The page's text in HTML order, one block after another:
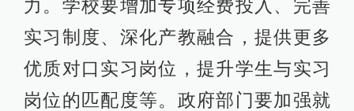
力。学校要增加专项经费投入、完善
实习制度、深化产教融合，提供更多
优质对口实习岗位，提升学生与实习
岗位的匹配度等。政府部门要加强就